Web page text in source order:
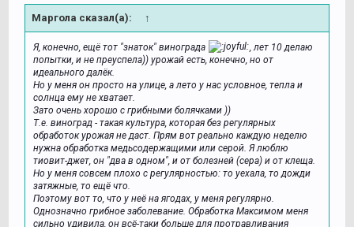
Маргола сказал(а): ↑
Я, конечно, ещё тот "знаток" винограда
, лет 10 делаю
попытки, и не преуспела)) урожай есть, конечно, но от
идеального далёк.
Но у меня он просто на улице, а лето у нас условное, тепла и
солнца ему не хватает.
Зато очень хорошо с грибными болячками ))
Т.е. виноград - такая культура, которая без регулярных
обработок урожая не даст. Прям вот реально каждую неделю
нужна обработка медьсодержащими или серой. Я люблю
тиовит-джет, он "два в одном", и от болезней (сера) и от клеща.
Но у меня совсем плохо с регулярностью: то уехала, то дожди
затяжные, то ещё что.
Поэтому вот то, что у неё на ягодах, у меня регулярно.
Однозначно грибное заболевание. Обработка Максимом меня
сильно удивила, он всё-таки больше для протравливания